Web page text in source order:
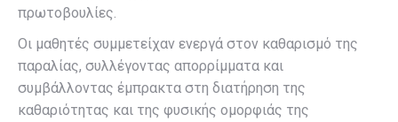
πρωτοβουλίες.
Οι μαθητές συμμετείχαν ενεργά στον καθαρισμό της
παραλίας, συλλέγοντας απορρίμματα και
συμβάλλοντας έμπρακτα στη διατήρηση της
καθαριότητας και της φυσικής ομορφιάς της